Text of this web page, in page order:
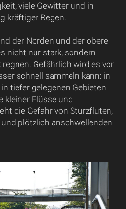
viele Gewitter und in
kräftiger Regen.
der Norden und der obere
nicht nur stark, sondern
Gefährlich wird es vor
schnell sammeln kann: in
tiefer gelegenen Gebieten
kleiner Flüsse und
die Gefahr von Sturzfluten,
plötzlich anschwellenden